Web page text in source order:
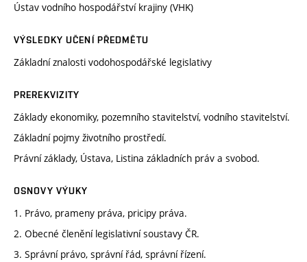
Ústav vodního hospodářství krajiny (VHK)
VÝSLEDKY UČENÍ PŘEDMĚTU
Základní znalosti vodohospodářské legislativy
PREREKVIZITY
Základy ekonomiky, pozemního stavitelství, vodního stavitelství.
Základní pojmy životního prostředí.
Právní základy, Ústava, Listina základních práv a svobod.
OSNOVY VÝUKY
1. Právo, prameny práva, pricipy práva.
2. Obecné členění legislativní soustavy ČR.
3. Správní právo, správní řád, správní řízení.